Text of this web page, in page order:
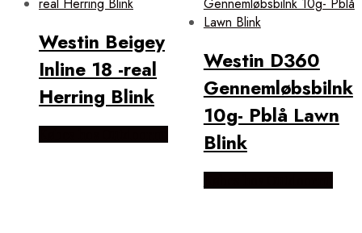
Westin Beigey
Inline 18 -real
Herring Blink
Westin D360
Gennemløbsbilnk
10g- Pblå Lawn
Blink